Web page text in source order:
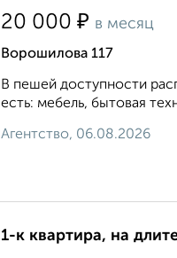
20 000 ₽ в месяц
Ворошилова 117
В пешей доступности
есть: мебель, бытовая
Агентство, 06.08.2026
1-к квартира, на